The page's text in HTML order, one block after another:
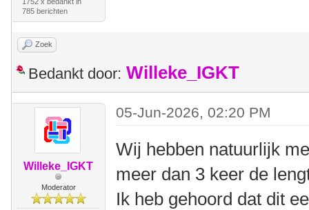
785 berichten
Zoek
Bedankt door: Willeke_IGKT
Willeke_IGKT
Moderator
05-Jun-2026, 02:20 PM
Wij hebben natuurlijk
meer dan 3 keer de
Ik heb gehoord dat dit